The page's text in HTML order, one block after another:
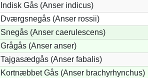
Indisk Gås (Anser indicus)
Dværgsnegås (Anser rossii)
Snegås (Anser caerulescens)
Grågås (Anser anser)
Tajgasædgås (Anser fabalis)
Kortnæbbet Gås (Anser brachyrhynchus)